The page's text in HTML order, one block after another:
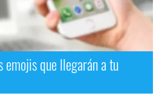
emojis que llegarán a tu